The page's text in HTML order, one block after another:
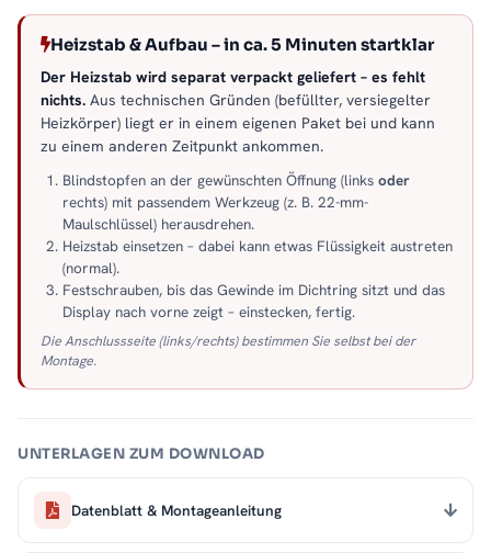
Heizstab & Aufbau – in ca. 5 Minuten startklar
Der Heizstab wird separat verpackt geliefert – es fehlt
nichts. Aus technischen Gründen (befüllter, versiegelter
Heizkörper) liegt er in einem eigenen Paket bei und kann
zu einem anderen Zeitpunkt ankommen.
Blindstopfen an der gewünschten Öffnung (links oder
rechts) mit passendem Werkzeug (z. B. 22-mm-
Maulschlüssel) herausdrehen.
Heizstab einsetzen – dabei kann etwas Flüssigkeit austreten
(normal).
Festschrauben, bis das Gewinde im Dichtring sitzt und das
Display nach vorne zeigt – einstecken, fertig.
Die Anschlussseite (links/rechts) bestimmen Sie selbst bei der
Montage.
UNTERLAGEN ZUM DOWNLOAD
Datenblatt & Montageanleitung